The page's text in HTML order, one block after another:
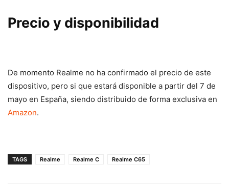
Precio y disponibilidad
De momento Realme no ha confirmado el precio de este
dispositivo, pero si que estará disponible a partir del 7 de
mayo en España, siendo distribuido de forma exclusiva en
Amazon.
TAGS Realme Realme C Realme C65